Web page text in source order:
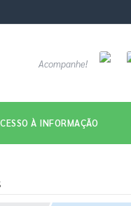
Acompanhe!
À INFORMAÇÃO